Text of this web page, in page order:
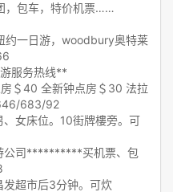
，包车，特价机票……
约一日游，woodbury奥特莱
服务热线**
＄40 全新钟点房＄30 法拉
683/92
女床位。10街牌樓旁。可
司**********买机票、包
超市后3分钟。可炊